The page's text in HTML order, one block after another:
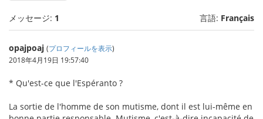
メッセージ: 1 言語: Français
opajpoaj (プロフィールを表示)
2018年4月19日 19:57:40
* Qu'est-ce que l'Espéranto ?
La sortie de l'homme de son mutisme, dont il est lui-même en